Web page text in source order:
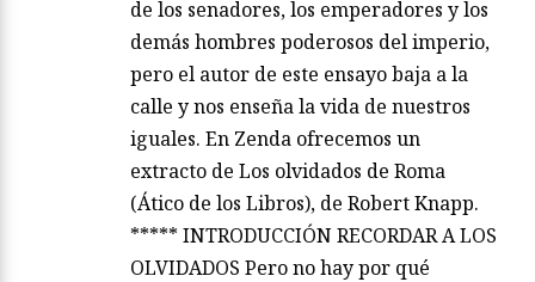
de los senadores, los emperadores y los
demás hombres poderosos del imperio,
pero el autor de este ensayo baja a la
calle y nos enseña la vida de nuestros
iguales. En Zenda ofrecemos un
extracto de Los olvidados de Roma
(Ático de los Libros), de Robert Knapp.
***** INTRODUCCIÓN RECORDAR A LOS
OLVIDADOS Pero no hay por qué